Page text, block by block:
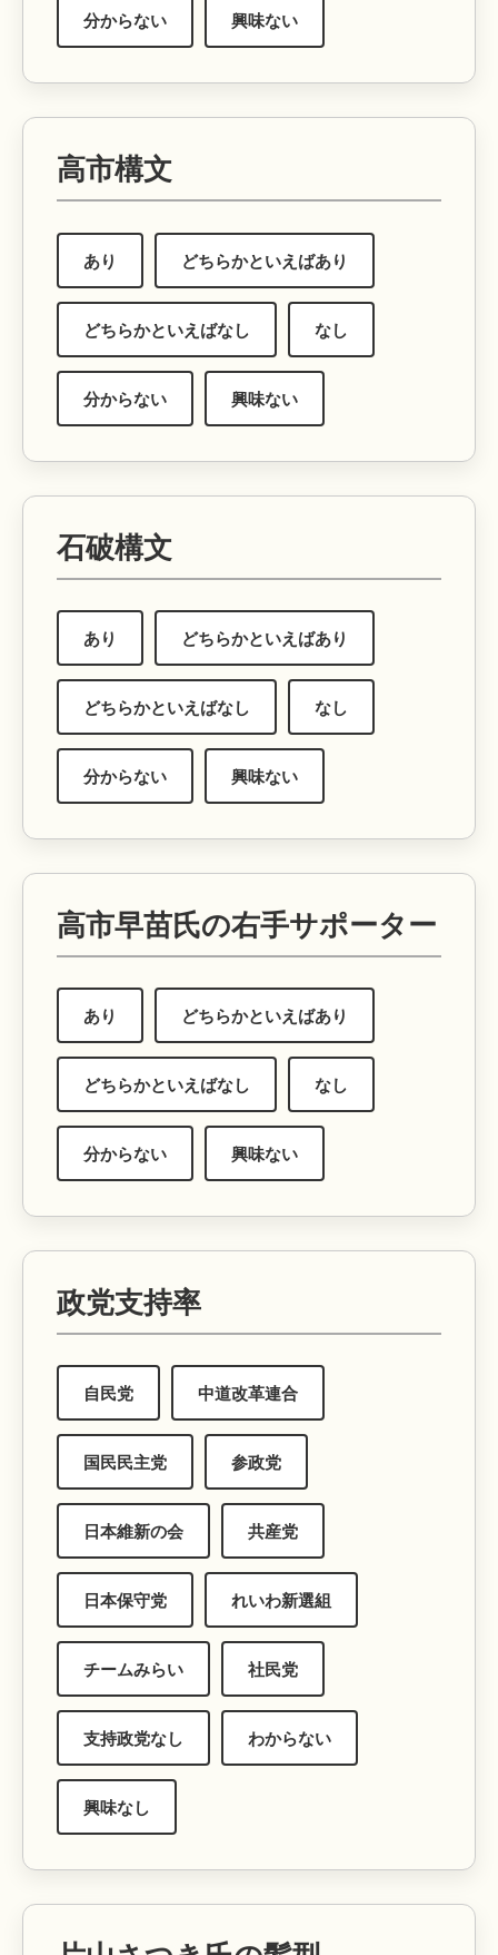
分からない 興味ない
高市構文
あり どちらかといえばあり
どちらかといえばなし なし
分からない 興味ない
石破構文
あり どちらかといえばあり
どちらかといえばなし なし
分からない 興味ない
高市早苗氏の右手サポーター
あり どちらかといえばあり
どちらかといえばなし なし
分からない 興味ない
政党支持率
自民党 中道改革連合
国民民主党 参政党
日本維新の会 共産党
日本保守党 れいわ新選組
チームみらい 社民党
支持政党なし わからない
興味なし